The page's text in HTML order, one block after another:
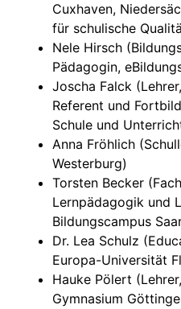
Cuxhaven,
für schulische
Nele Hirsch
Pädagogin,
Joscha Falck
Referent und
Schule und
Anna Fröhlich
Westerburg)
Torsten Becker
Lernpädagogik und
Bildungscampus
Dr. Lea Schulz
Europa-Universität
Hauke Pölert
Gymnasium